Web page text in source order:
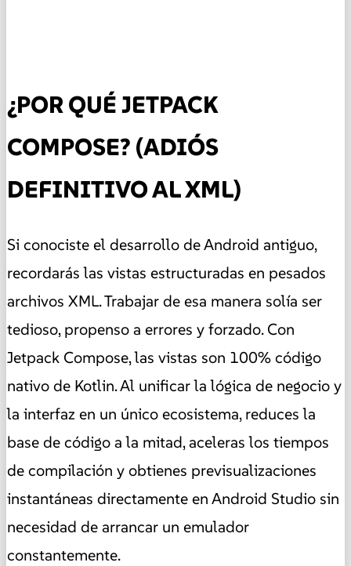
¿POR QUÉ JETPACK
COMPOSE? (ADIÓS
DEFINITIVO AL XML)
Si conociste el desarrollo de Android antiguo,
recordarás las vistas estructuradas en pesados
archivos XML. Trabajar de esa manera solía ser
tedioso, propenso a errores y forzado. Con
Jetpack Compose, las vistas son 100% código
nativo de Kotlin. Al unificar la lógica de negocio y
la interfaz en un único ecosistema, reduces la
base de código a la mitad, aceleras los tiempos
de compilación y obtienes previsualizaciones
instantáneas directamente en Android Studio sin
necesidad de arrancar un emulador
constantemente.